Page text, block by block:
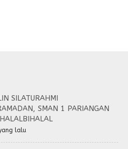
SILATURAHMI
SMAN 1 PARIANGAN
lalu